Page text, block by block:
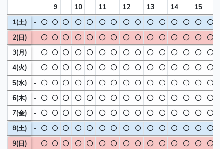
9 10 11 12 13 14 15
1(土)
-
2(日)
-
3(月)
-
4(火)
-
5(水)
-
6(木)
-
7(金)
-
8(土)
-
9(日)
-